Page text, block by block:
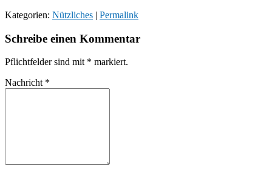
Kategorien: Nützliches | Permalink
Schreibe einen Kommentar
Pflichtfelder sind mit * markiert.
Nachricht *